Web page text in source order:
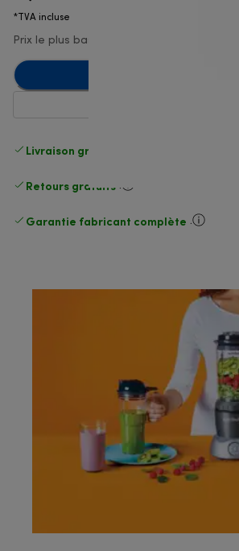
*TVA incluse
Prix le plus bas 30 derniers jours
Livraison gratuite standard standard
Retours gratuits .
Garantie fabricant complète .